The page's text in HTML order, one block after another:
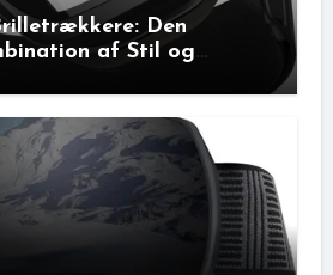
Den
af Stil og